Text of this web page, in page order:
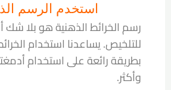
استخدم الرسم
رسم الخرائط الذهنية هو بلا
للتلخيص. يساعدنا استخدام
بطريقة رائعة على استخدام
وأكثر.